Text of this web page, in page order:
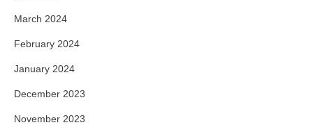
March 2024
February 2024
January 2024
December 2023
November 2023